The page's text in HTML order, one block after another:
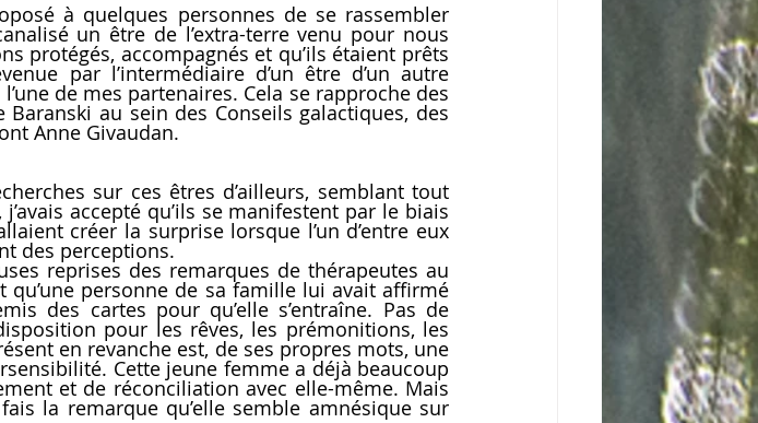
à quelques personnes de se rassembler
un être de l’extra-terre venu pour nous
protégés, accompagnés et qu’ils étaient prêts
par l’intermédiaire d’un être d’un autre
de mes partenaires. Cela se rapproche des
au sein des Conseils galactiques, des
Anne Givaudan.
sur ces êtres d’ailleurs, semblant tout
accepté qu’ils se manifestent par le biais
créer la surprise lorsque l’un d’entre eux
des perceptions.
reprises des remarques de thérapeutes au
qu’une personne de sa famille lui avait affirmé
des cartes pour qu’elle s’entraîne. Pas de
pour les rêves, les prémonitions, les
en revanche est, de ses propres mots, une
Cette jeune femme a déjà beaucoup
et de réconciliation avec elle-même. Mais
la remarque qu’elle semble amnésique sur